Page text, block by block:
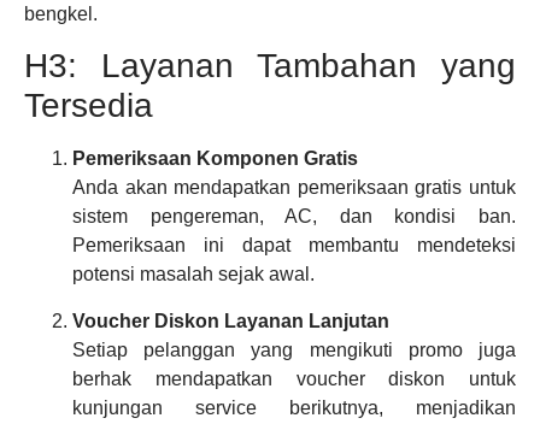
bengkel.
H3: Layanan Tambahan yang
Tersedia
Pemeriksaan Komponen Gratis
Anda akan mendapatkan pemeriksaan gratis untuk
sistem pengereman, AC, dan kondisi ban.
Pemeriksaan ini dapat membantu mendeteksi
potensi masalah sejak awal.
Voucher Diskon Layanan Lanjutan
Setiap pelanggan yang mengikuti promo juga
berhak mendapatkan voucher diskon untuk
kunjungan service berikutnya, menjadikan